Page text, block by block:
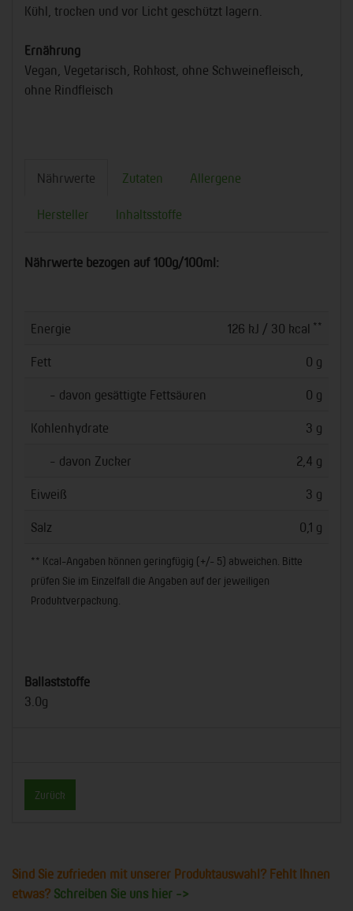
Kühl, trocken und vor Licht geschützt lagern.
Ernährung
Vegan, Vegetarisch, Rohkost, ohne Schweinefleisch,
ohne Rindfleisch
Nährwerte Zutaten Allergene
Hersteller Inhaltsstoffe
Nährwerte bezogen auf 100g/100ml:
Energie 126 kJ / 30 kcal **
Fett 0 g
- davon gesättigte Fettsäuren 0 g
Kohlenhydrate 3 g
- davon Zucker 2,4 g
Eiweiß 3 g
Salz 0,1 g
** Kcal-Angaben können geringfügig (+/- 5) abweichen. Bitte
prüfen Sie im Einzelfall die Angaben auf der jeweiligen
Produktverpackung.
Ballaststoffe
3.0g
Zurück
Sind Sie zufrieden mit unserer Produktauswahl? Fehlt Ihnen
etwas? Schreiben Sie uns hier ->